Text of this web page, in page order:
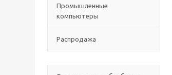
Промышленные
компьютеры
Распродажа